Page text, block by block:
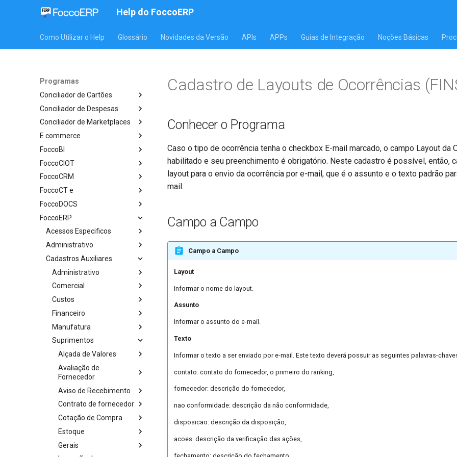
Help do FoccoERP
Como Utilizar o Help Glossário Novidades da Versão APIs APPs Guias de Integração Noções Básicas
Programas
Conciliador de Cartões
Conciliador de Despesas
Conciliador de Marketplaces
E commerce
FoccoBI
FoccoCIOT
FoccoCRM
FoccoCT e
FoccoDOCS
FoccoERP
Acessos Especificos
Administrativo
Cadastros Auxiliares
Administrativo
Comercial
Custos
Financeiro
Manufatura
Suprimentos
Alçada de Valores
Avaliação de
Fornecedor
Aviso de Recebimento
Contrato de fornecedor
Cotação de Compra
Estoque
Gerais
Cadastro de Layouts de Ocorrências
Conhecer o Programa
Caso o tipo de ocorrência tenha o checkbox E-mail marcado, o campo Layout da
habilitado e seu preenchimento é obrigatório. Neste cadastro é possível, então,
layout para o envio da ocorrência por e-mail, que é o assunto e o texto padrão
mail.
Campo a Campo
Campo a Campo
Layout
Informar o nome do layout.
Assunto
Informar o assunto do e-mail.
Texto
Informar o texto a ser enviado por e-mail. Este texto deverá possuir as seguintes palavras-
contato: contato do fornecedor, o primeiro do ranking,
fornecedor: descrição do fornecedor,
nao conformidade: descrição da não conformidade,
disposicao: descrição da disposição,
acoes: descrição da verificação das ações,